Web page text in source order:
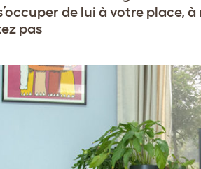
de lui à votre place,
pas